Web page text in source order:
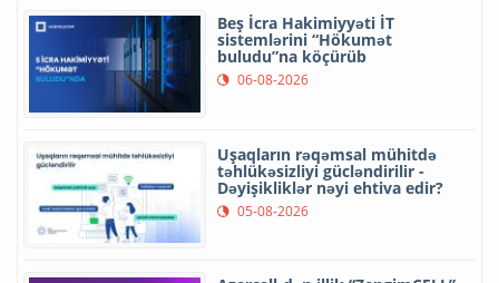
Beş İcra Hakimiyyəti İT
sistemlərini “Hökumət
buludu”na köçürüb
06-08-2026
Uşaqların rəqəmsal mühitdə
təhlükəsizliyi gücləndirilir -
Dəyişikliklər nəyi ehtiva edir?
05-08-2026